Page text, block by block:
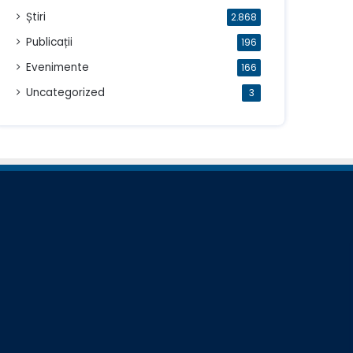
Știri 2.868
Publicații 196
Evenimente 166
Uncategorized 3